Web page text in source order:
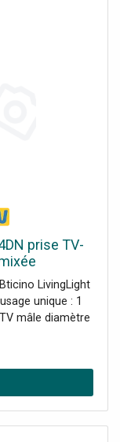
prise TV-
LivingLight
unique : 1
mâle diamètre
- LN4704 et